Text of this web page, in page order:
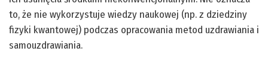
to, że nie wykorzystuje wiedzy naukowej (np. z dziedziny
fizyki kwantowej) podczas opracowania metod uzdrawiania i
samouzdrawiania.